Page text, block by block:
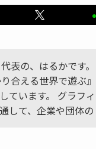
表の、はるかです
合える世界で遊ぶ
ています。 グラフ
して、企業や団体